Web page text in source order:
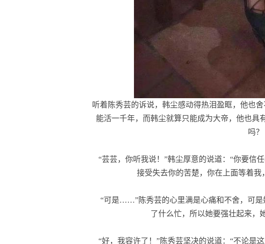
听着陈秀芸的诉说，韩尘感动得热泪盈眶，他也
能活一千年，而韩尘就算只能成为大帝，他也具
吗？
“芸芸，你听我说！”韩尘厚意的说道：“你要信
接受失去你的苦楚，你在上面等着
“可是……”陈秀芸的心里满是心痛和不舍，可是
了什么忙，所以她要强壮起来，
“好，我容许了！”陈秀芸坚决的说道：“不论是